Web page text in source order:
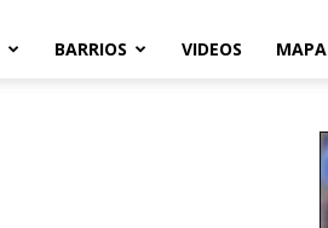
BARRIOS VIDEOS MAPA